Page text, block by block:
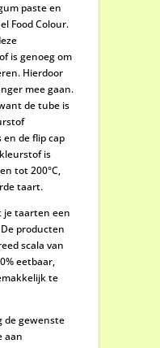
paste en
Food Colour.
is genoeg om
Hierdoor
mee gaan.
de tube is
de flip cap
is
tot 200°C,
taart.
je taarten een
producten
scala van
eetbaar,
te
de gewenste
aan